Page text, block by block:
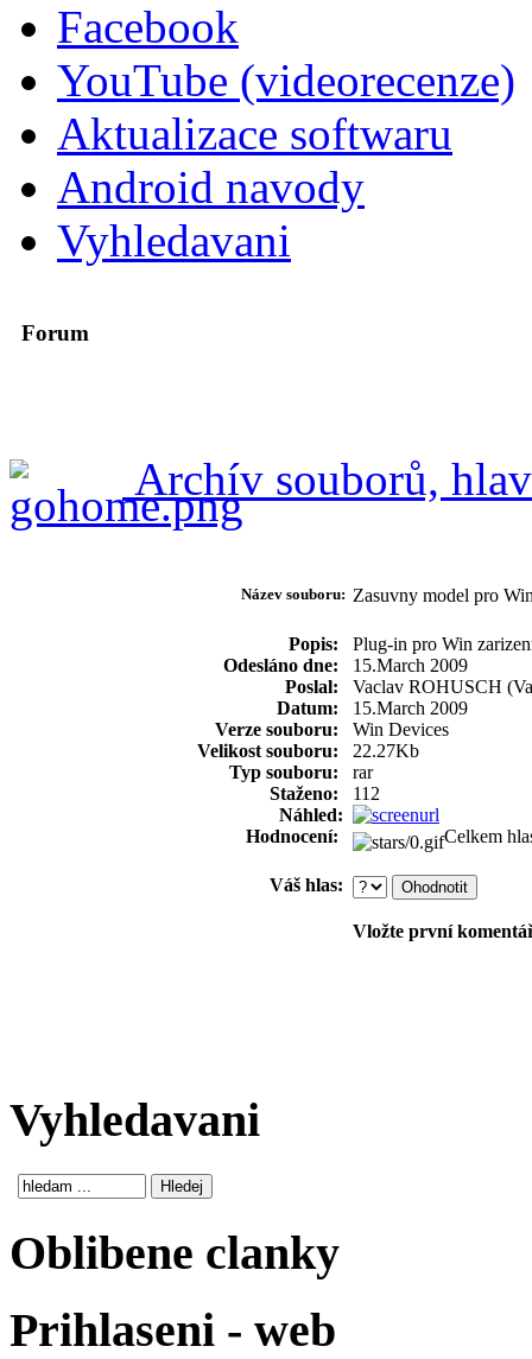
Facebook
YouTube (videorecenze)
Aktualizace softwaru
Android navody
Vyhledavani
Forum
Archív souborů,
Název souboru: Zasuvny model pro
Popis:
Plug-in pro Win
Odesláno dne:
15.March 2009
Poslal:
Vaclav ROHUSCH
Datum:
15.March 2009
Verze souboru:
Win Devices
Velikost souboru:
22.27Kb
Typ souboru:
rar
Staženo:
112
Náhled:
Hodnocení:
Celkem
Váš hlas:
Vložte první
Vyhledavani
Oblibene clanky
Prihlaseni - web